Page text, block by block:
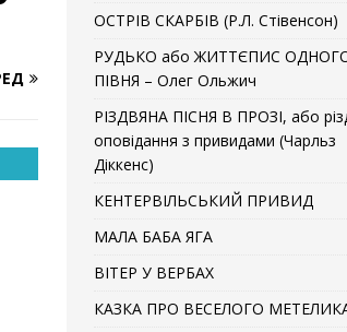
ОСТРІВ СКАРБІВ (Р.Л. Стівенсон)
РУДЬКО або ЖИТТЄПИС
ПІВНЯ – Олег Ольжич
РІЗДВЯНА ПІСНЯ В ПРОЗІ, або
оповідання з привидами (Чарльз
Діккенс)
КЕНТЕРВІЛЬСЬКИЙ ПРИВИД
МАЛА БАБА ЯГА
ВІТЕР У ВЕРБАХ
КАЗКА ПРО ВЕСЕЛОГО